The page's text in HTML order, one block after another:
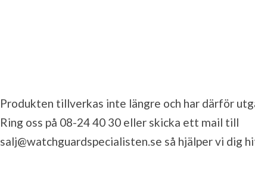
Produkten tillverkas inte längre och har därför
Ring oss på 08-24 40 30 eller skicka ett mail till
salj@watchguardspecialisten.se så hjälper vi dig